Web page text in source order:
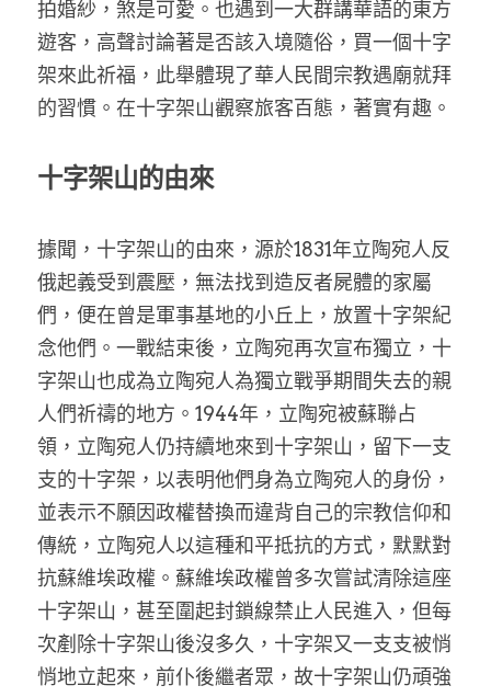
拍婚紗，煞是可愛。也遇到一大群講華語的東方
遊客，高聲討論著是否該入境隨俗，買一個十字
架來此祈福，此舉體現了華人民間宗教遇廟就拜
的習慣。在十字架山觀察旅客百態，著實有趣。
十字架山的由來
據聞，十字架山的由來，源於1831年立陶宛人反
俄起義受到震壓，無法找到造反者屍體的家屬
們，便在曾是軍事基地的小丘上，放置十字架紀
念他們。一戰結束後，立陶宛再次宣布獨立，十
字架山也成為立陶宛人為獨立戰爭期間失去的親
人們祈禱的地方。1944年，立陶宛被蘇聯占
領，立陶宛人仍持續地來到十字架山，留下一支
支的十字架，以表明他們身為立陶宛人的身份，
並表示不願因政權替換而違背自己的宗教信仰和
傳統，立陶宛人以這種和平抵抗的方式，默默對
抗蘇維埃政權。蘇維埃政權曾多次嘗試清除這座
十字架山，甚至圍起封鎖線禁止人民進入，但每
次剷除十字架山後沒多久，十字架又一支支被悄
悄地立起來，前仆後繼者眾，故十字架山仍頑強